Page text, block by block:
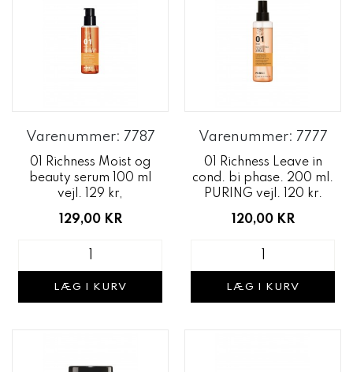
Varenummer: 7787
01 Richness Moist og
beauty serum 100 ml
vejl. 129 kr,
129,00 KR
LÆG I KURV
Varenummer: 7777
01 Richness Leave in
cond. bi phase. 200 ml.
PURING vejl. 120 kr.
120,00 KR
LÆG I KURV